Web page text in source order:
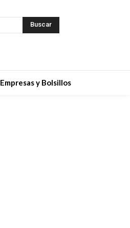
Buscar
Empresas y Bolsillos